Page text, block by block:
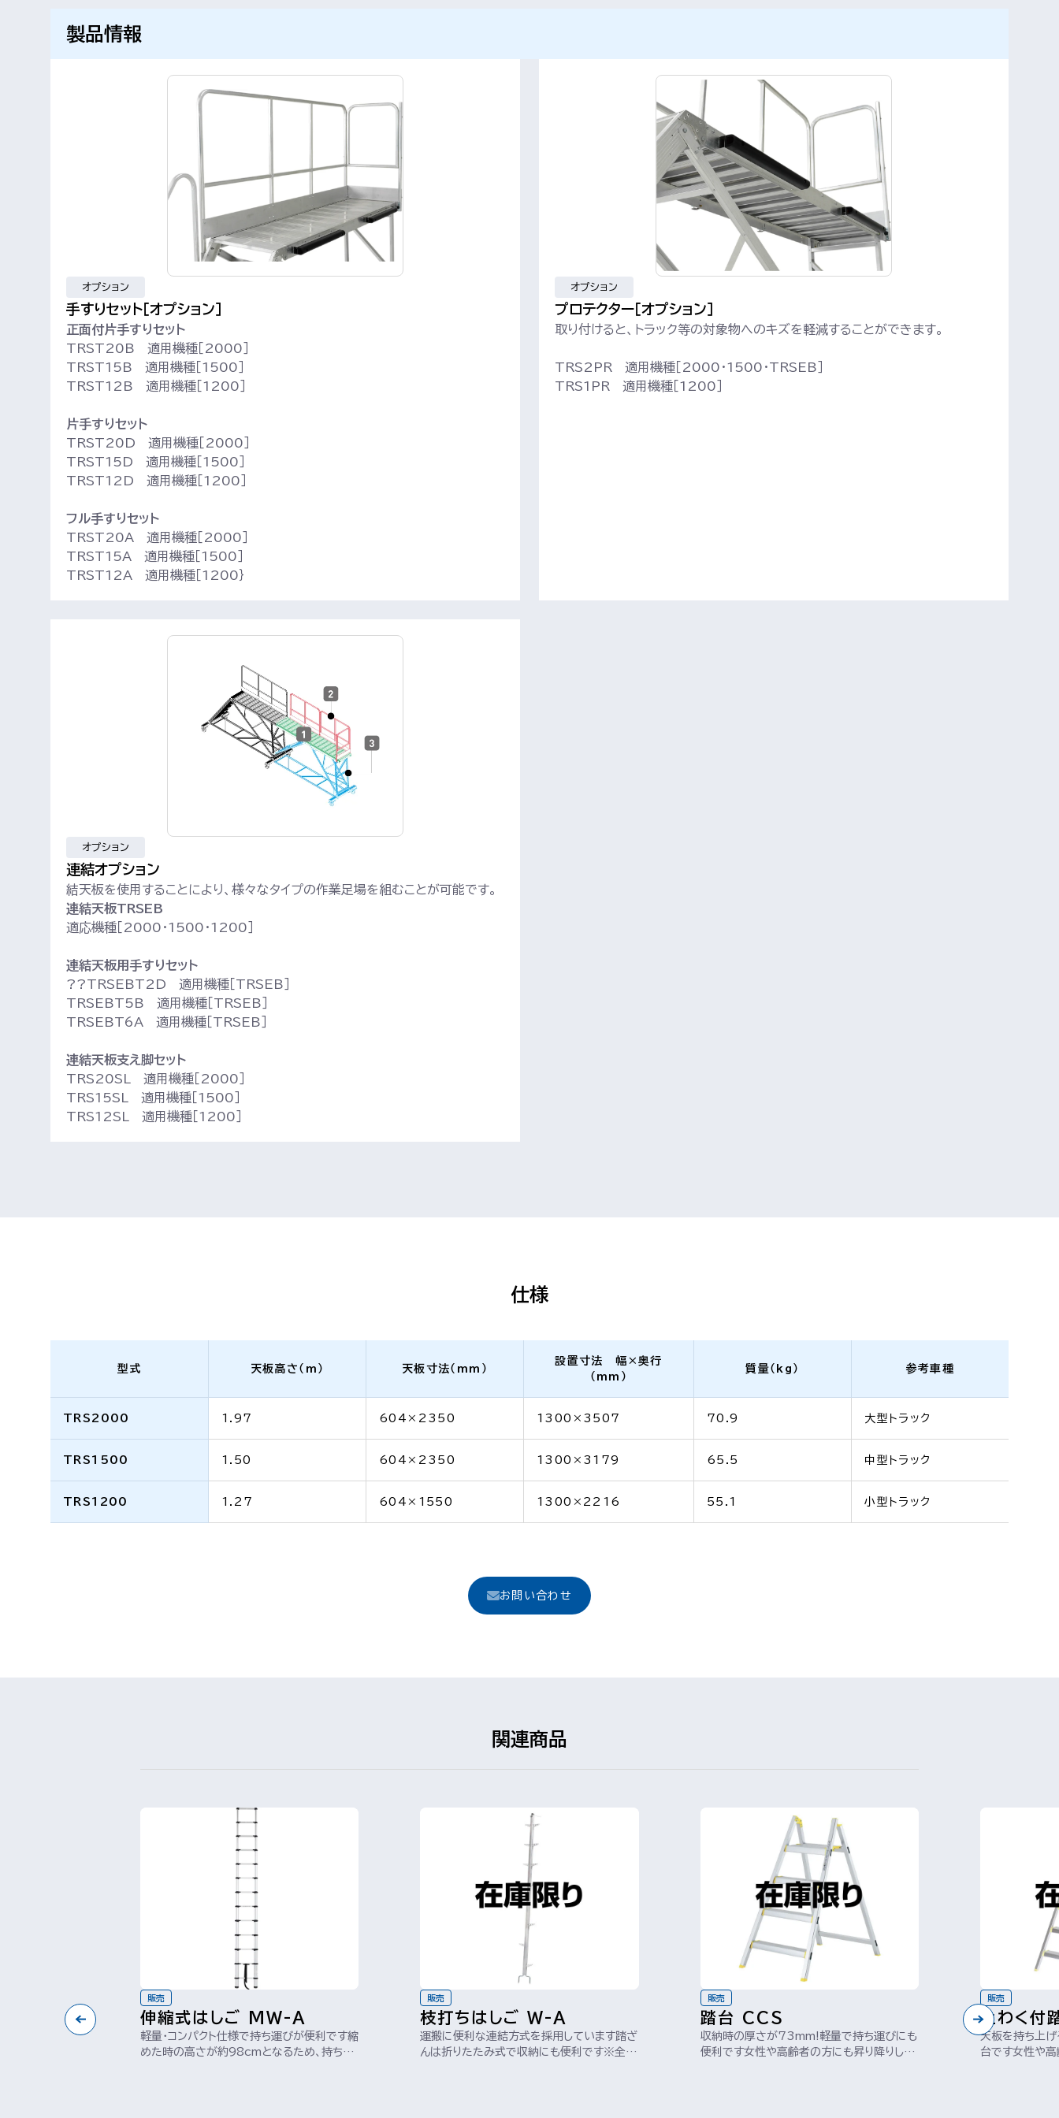
製品情報
オプション
手すりセット［オプション］
正面付片手すりセット
TRST20B 適用機種［2000］
TRST15B 適用機種［1500］
TRST12B 適用機種［1200］
片手すりセット
TRST20D 適用機種［2000］
TRST15D 適用機種［1500］
TRST12D 適用機種［1200］
フル手すりセット
TRST20A 適用機種［2000］
TRST15A 適用機種［1500］
TRST12A 適用機種［1200｝
オプション
プロテクター［オプション］
取り付けると、トラック等の対象物へのキズを軽減することができます。
TRS2PR 適用機種［2000・1500・TRSEB］
TRS1PR 適用機種［1200］
オプション
連結オプション
結天板を使用することにより、様々なタイプの作業足場を組むことが可能です。
連結天板TRSEB
適応機種［2000・1500・1200］
連結天板用手すりセット
??TRSEBT2D 適用機種［TRSEB］
TRSEBT5B 適用機種［TRSEB］
TRSEBT6A 適用機種［TRSEB］
連結天板支え脚セット
TRS20SL 適用機種［2000］
TRS15SL 適用機種［1500］
TRS12SL 適用機種［1200］
仕様
型式 天板高さ（m） 天板寸法（mm）
設置寸法 幅×奥行
（mm）
質量（kg） 参考車種
TRS2000 1.97 604×2350 1300×3507 70.9 大型トラック
TRS1500 1.50 604×2350 1300×3179 65.5 中型トラック
TRS1200 1.27 604×1550 1300×2216 55.1 小型トラック
お問い合わせ
関連商品
販売
伸縮式はしご MW-A
軽量・コンパクト仕様で持ち運びが便利です縮
めた時の高さが約98cmとなるため、持ち運
販売
枝打ちはしご W-A
運搬に便利な連結方式を採用しています踏ざ
んは折りたたみ式で収納にも便利です※全長
販売
踏台 CCS
収納時の厚さが73mm!軽量で持ち運びにも
便利です女性や高齢者の方にも昇り降りしや
販売
上わく付
天板を持ち上
台です女性や高